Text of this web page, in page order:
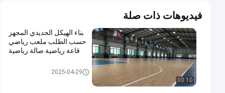
فيديوهات ذات صلة
00:10
بناء الهيكل الحديدي المجهز
حسب الطلب ملعب رياضي
قاعة رياضية صالة رياضية
بناء الهياكل الفولاذية2025-04-29